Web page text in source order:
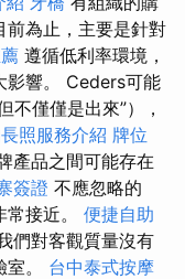
前為止，主要是針對
遵循低利率環境，
影響。 Ceders可能
不僅僅是出來”），
照服務介紹 牌位
產品之間可能存在
簽證 不應忽略的
接近。 便捷自助
們對客觀質量沒有
。 台中泰式按摩